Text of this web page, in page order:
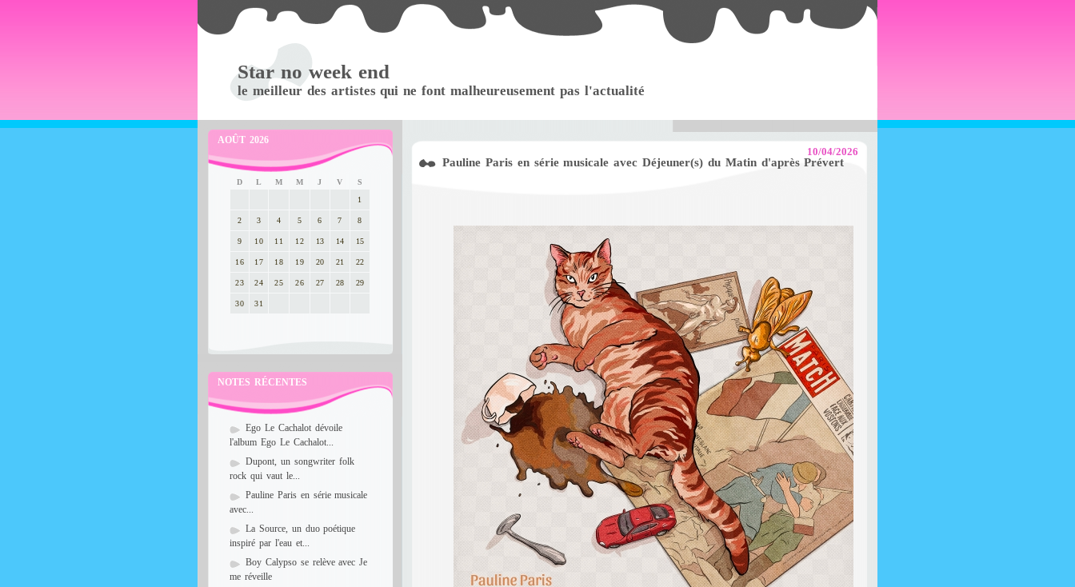
Star no week end
le meilleur des artistes qui ne font malheureusement pas l'actualité
AOÛT 2026
D L M M J V
S
1
2 3 4 5 6 7 8
9 10 11 12 13 14 15
16 17 18 19 20 21 22
23 24 25 26 27 28 29
30 31
NOTES RÉCENTES
Ego Le Cachalot dévoile
l'album Ego Le Cachalot...
Dupont, un songwriter folk
rock qui vaut le...
Pauline Paris en série musicale
avec...
La Source, un duo poétique
inspiré par l'eau et...
Boy Calypso se relève avec Je
me réveille
10/04/2026
Pauline Paris en série musicale avec Déjeuner(s) du Matin d'après Prévert